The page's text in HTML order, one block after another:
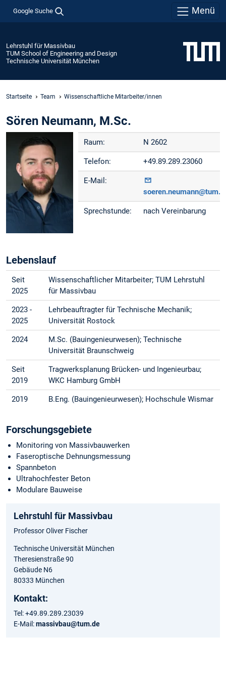
Google Suche Menü
Lehrstuhl für Massivbau
TUM School of Engineering and Design
Technische Universität München
Startseite Team Wissenschaftliche Mitarbeiter/innen
Sören Neumann, M.Sc.
Raum: N 2602
Telefon: +49.89.289.23060
E-Mail:
Sprechstunde: nach Vereinbarung
Lebenslauf
Seit
2025
Wissenschaftlicher Mitarbeiter; TUM Lehrstuhl
für Massivbau
2023 -
2025
Lehrbeauftragter für Technische Mechanik;
Universität Rostock
2024
M.Sc. (Bauingenieurwesen); Technische
Universität Braunschweig
Seit
2019
Tragwerksplanung Brücken- und Ingenieurbau;
WKC Hamburg GmbH
2019 B.Eng. (Bauingenieurwesen); Hochschule Wismar
Forschungsgebiete
Monitoring von Massivbauwerken
Faseroptische Dehnungsmessung
Spannbeton
Ultrahochfester Beton
Modulare Bauweise
Lehrstuhl für Massivbau
Professor Oliver Fischer
Technische Universität München
Theresienstraße 90
Gebäude N6
80333 München
Kontakt:
Tel: +49.89.289.23039
E-Mail:massivbau@tum.de